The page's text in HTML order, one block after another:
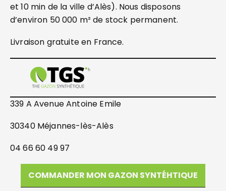
et 10 min de la ville d’Alès). Nous disposons
d’environ 50 000 m² de stock permanent.
Livraison gratuite en France.
339 A Avenue Antoine Emile
30340 Méjannes-lès-Alès
04 66 60 49 97
COMMANDER MON GAZON SYNTÉHTIQUE